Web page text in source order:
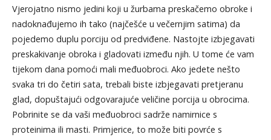
Vjerojatno nismo jedini koji u žurbama preskačemo obroke i
nadoknađujemo ih tako (najčešće u večernjim satima) da
pojedemo duplu porciju od predviđene. Nastojte izbjegavati
preskakivanje obroka i gladovati između njih. U tome će vam
tijekom dana pomoći mali međuobroci. Ako jedete nešto
svaka tri do četiri sata, trebali biste izbjegavati pretjeranu
glad, dopuštajući odgovarajuće veličine porcija u obrocima.
Pobrinite se da vaši međuobroci sadrže namirnice s
proteinima ili masti. Primjerice, to može biti povrće s